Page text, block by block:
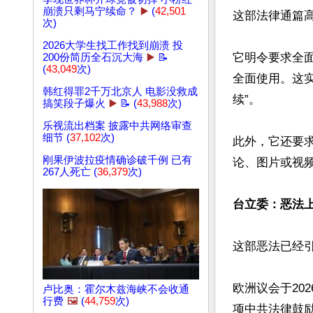
崩溃只剩马宁续命？
▶️ (42,501
次)
2026大学生找工作找到崩溃 投
200份简历全石沉大海 ▶️ 📝
(43,049次)
韩红得罪2千万北京人 电影没救成
搞笑段子爆火 ▶️ 📝 (43,988次)
乐视流出档案 披露中共网络审查
细节 (37,102次)
刚果伊波拉疫情确诊破千例 已有
267人死亡 (36,379次)
卢比奥：霍尔木兹海峡不会收通
行费 🖼️ (44,759次)
这部法律通篇
它明令要求全
全面使用。这
续”。
此外，它还要
论、图片或视
台立委：恶法
这部恶法已经
欧洲议会于
项中共法律鼓